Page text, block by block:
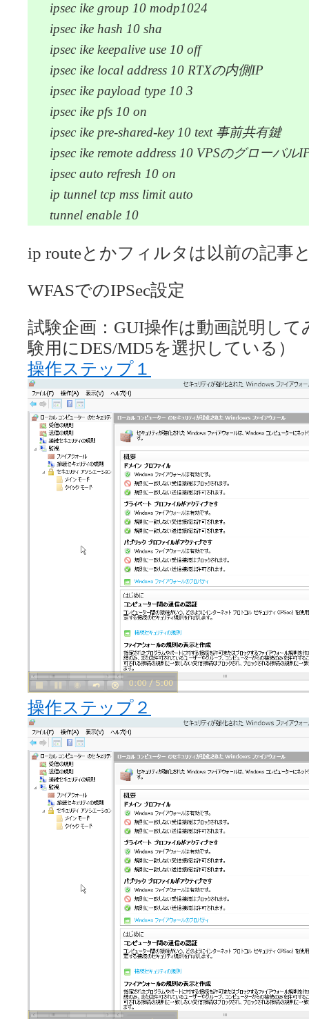
ipsec ike group 10 modp1024
ipsec ike hash 10 sha
ipsec ike keepalive use 10 off
ipsec ike local address 10 RTXの内側IP
ipsec ike payload type 10 3
ipsec ike pfs 10 on
ipsec ike pre-shared-key 10 text 事前共有鍵
ipsec ike remote address 10 VPSのグローバル
ipsec auto refresh 10 on
ip tunnel tcp mss limit auto
tunnel enable 10
ip routeとかフィルタは以前の記事
WFASでのIPSec設定
試験企画：GUI操作は動画説明し
験用にDES/MD5を選択している）
操作ステップ１
操作ステップ２